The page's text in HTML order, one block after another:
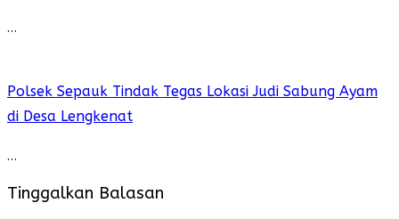
…
Polsek Sepauk Tindak Tegas Lokasi Judi Sabung Ayam
di Desa Lengkenat
…
Tinggalkan Balasan